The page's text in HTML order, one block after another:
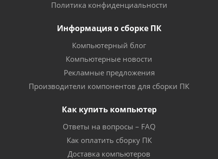
Политика конфиденциальности
Информация о сборке ПК
Компьютерный блог
Компьютерные новости
Рекламные предложения
Производители компонентов для сборки ПК
Как купить компьютер
Ответы на вопросы – FAQ
Как оплатить сборку ПК
Доставка компьютеров